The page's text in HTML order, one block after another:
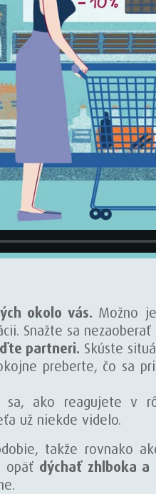
okolo vás. Možno
Snažte sa
partneri. Skúste
preberte, čo sa
sa, ako reagujete v
už niekde videlo.
takže rovnako
opäť dýchať zhlboka